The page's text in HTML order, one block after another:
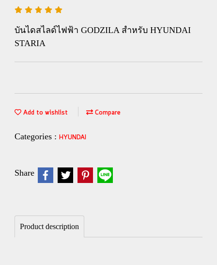
บันไดสไลด์ไฟฟ้า GODZILA สำหรับ HYUNDAI
STARIA
Add to wishlist Compare
Categories : HYUNDAI
Share
Product description